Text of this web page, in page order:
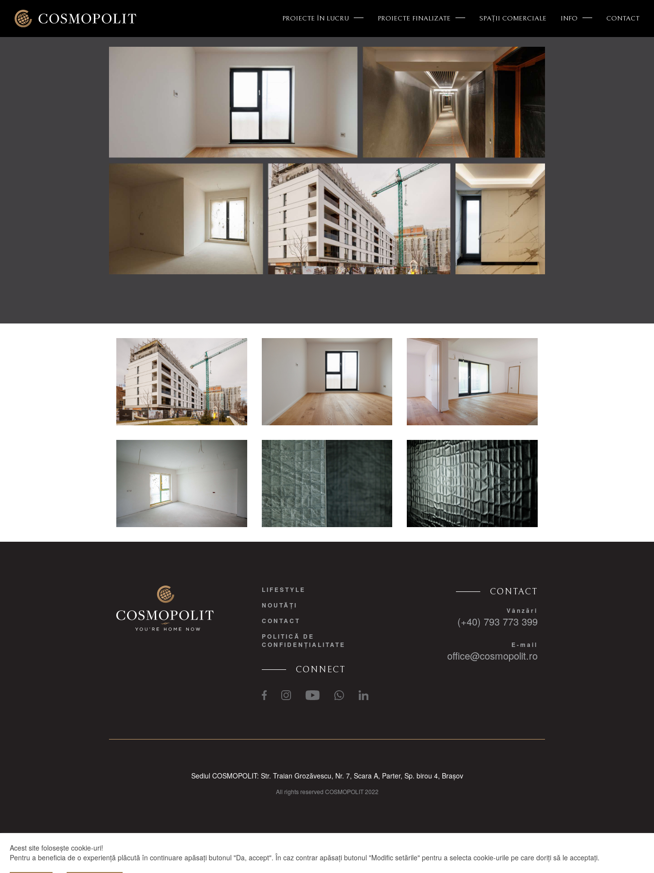
PROIECTE ÎN LUCRU PROIECTE FINALIZATE SPAȚII COMERCIALE INFO CONTACT
LIFESTYLE
NOUTĂȚI
CONTACT
POLITICĂ DE
CONFIDENȚIALITATE
CONNECT
CONTACT
Vânzări
(+40) 793 773 399
E-mail
office@cosmopolit.ro
Sediul COSMOPOLIT: Str. Traian Grozăvescu, Nr. 7, Scara A, Parter, Sp. birou 4, Brașov
All rights reserved COSMOPOLIT 2022
Acest site folosește cookie-uri!
Pentru a beneficia de o experiență plăcută în continuare apăsați butonul "Da, accept". În caz contrar apăsați butonul "Modific setările" pentru a selecta cookie-urile pe care doriți să le acceptați.